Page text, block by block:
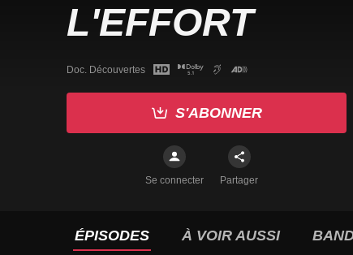
L'EFFORT
Doc. Découvertes
S'ABONNER
Se connecter Partager
ÉPISODES À VOIR AUSSI